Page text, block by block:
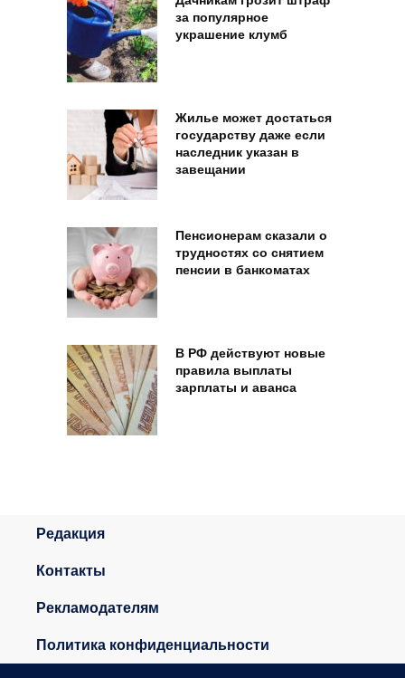
за популярное
украшение клумб
Жилье может достаться
государству даже если
наследник указан в
завещании
Пенсионерам сказали о
трудностях со снятием
пенсии в банкоматах
В РФ действуют новые
правила выплаты
зарплаты и аванса
Редакция
Контакты
Рекламодателям
Политика конфиденциальности